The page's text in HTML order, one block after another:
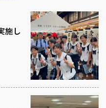
施し